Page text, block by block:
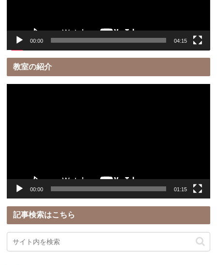
00:00 04:15
教室の紹介
00:00 01:15
記事検索はこちら